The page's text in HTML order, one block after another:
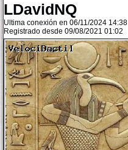
LDavidNQ
Ultima conexión en 06/11/2024 14:38
Registrado desde 09/08/2021 01:02